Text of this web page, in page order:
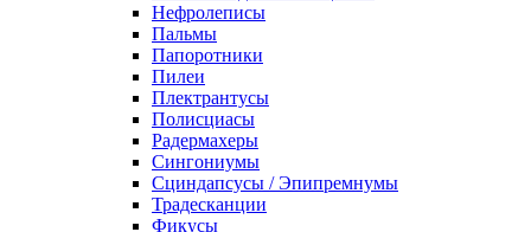
Нефролеписы
Пальмы
Папоротники
Пилеи
Плектрантусы
Полисциасы
Радермахеры
Сингониумы
Сциндапсусы / Эпипремнумы
Традесканции
Фикусы